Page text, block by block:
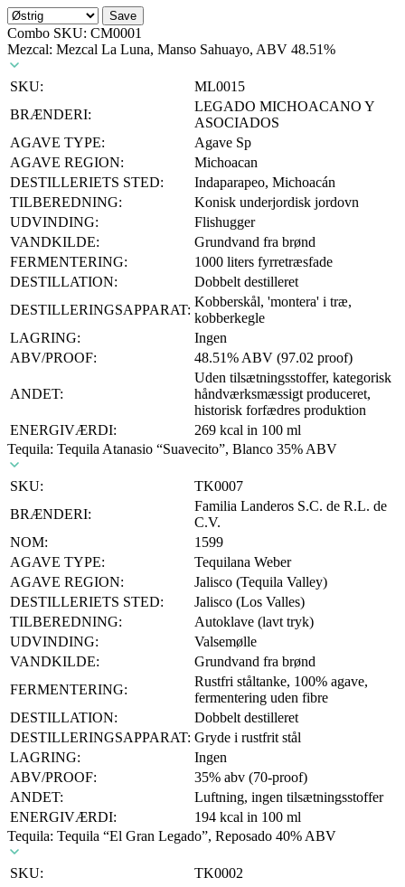
Save
Combo SKU: CM0001
Mezcal: Mezcal La Luna, Manso Sahuayo, ABV 48.51%
SKU:
ML0015
BRÆNDERI:
LEGADO MICHOACANO Y
ASOCIADOS
AGAVE TYPE:
Agave Sp
AGAVE REGION:
Michoacan
DESTILLERIETS STED:
Indaparapeo, Michoacán
TILBEREDNING:
Konisk underjordisk jordovn
UDVINDING:
Flishugger
VANDKILDE:
Grundvand fra brønd
FERMENTERING:
1000 liters fyrretræsfade
DESTILLATION:
Dobbelt destilleret
DESTILLERINGSAPPARAT:
Kobberskål, 'montera' i træ,
kobberkegle
LAGRING:
Ingen
ABV/PROOF:
48.51% ABV (97.02 proof)
ANDET:
Uden tilsætningsstoffer, kategorisk
håndværksmæssigt produceret,
historisk forfædres produktion
ENERGIVÆRDI:
269 kcal in 100 ml
Tequila: Tequila Atanasio “Suavecito”, Blanco 35% ABV
SKU:
TK0007
BRÆNDERI:
Familia Landeros S.C. de R.L. de
C.V.
NOM:
1599
AGAVE TYPE:
Tequilana Weber
AGAVE REGION:
Jalisco (Tequila Valley)
DESTILLERIETS STED:
Jalisco (Los Valles)
TILBEREDNING:
Autoklave (lavt tryk)
UDVINDING:
Valsemølle
VANDKILDE:
Grundvand fra brønd
FERMENTERING:
Rustfri ståltanke, 100% agave,
fermentering uden fibre
DESTILLATION:
Dobbelt destilleret
DESTILLERINGSAPPARAT: Gryde i rustfrit stål
LAGRING:
Ingen
ABV/PROOF:
35% abv (70-proof)
ANDET:
Luftning, ingen tilsætningsstoffer
ENERGIVÆRDI:
194 kcal in 100 ml
Tequila: Tequila “El Gran Legado”, Reposado 40% ABV
SKU:
TK0002